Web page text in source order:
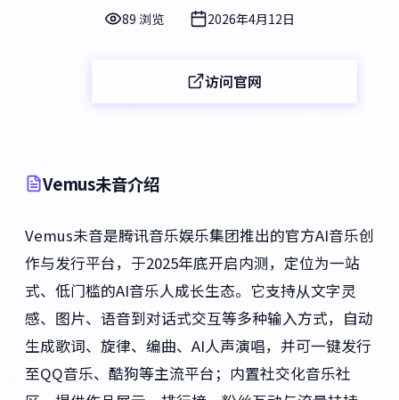
89 浏览 2026年4月12日
访问官网
Vemus未音介绍
Vemus未音是腾讯音乐娱乐集团推出的官方AI音乐创
作与发行平台，于2025年底开启内测，定位为一站
式、低门槛的AI音乐人成长生态。它支持从文字灵
感、图片、语音到对话式交互等多种输入方式，自动
生成歌词、旋律、编曲、AI人声演唱，并可一键发行
至QQ音乐、酷狗等主流平台；内置社交化音乐社